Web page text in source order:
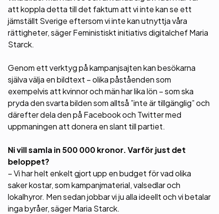
att koppla detta till det faktum att vi inte kan se ett
jämställt Sverige eftersom vi inte kan utnyttja våra
rättigheter, säger Feministiskt initiativs digitalchef Maria
Starck.
Genom ett verktyg på kampanjsajten kan besökarna
själva välja en bildtext – olika påståenden som
exempelvis att kvinnor och män har lika lön – som ska
pryda den svarta bilden som alltså ”inte är tillgänglig” och
därefter dela den på Facebook och Twitter med
uppmaningen att donera en slant till partiet.
Ni vill samla in 500 000 kronor. Varför just det
beloppet?
– Vi har helt enkelt gjort upp en budget för vad olika
saker kostar, som kampanjmaterial, valsedlar och
lokalhyror. Men sedan jobbar vi ju alla ideellt och vi betalar
inga byråer, säger Maria Starck.